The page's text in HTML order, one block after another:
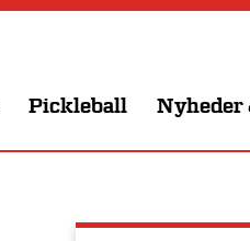
Pickleball Nyheder